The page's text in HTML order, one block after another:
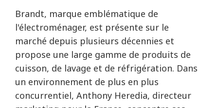
Brandt, marque emblématique de
l'électroménager, est présente sur le
marché depuis plusieurs décennies et
propose une large gamme de produits de
cuisson, de lavage et de réfrigération. Dans
un environnement de plus en plus
concurrentiel, Anthony Heredia, directeur